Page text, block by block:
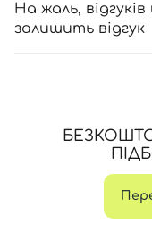
На жаль,
залишить відгук